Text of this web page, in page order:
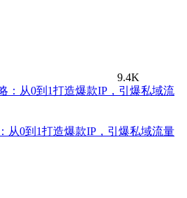
9.4K
从0到1打造爆款IP，引爆私域流量